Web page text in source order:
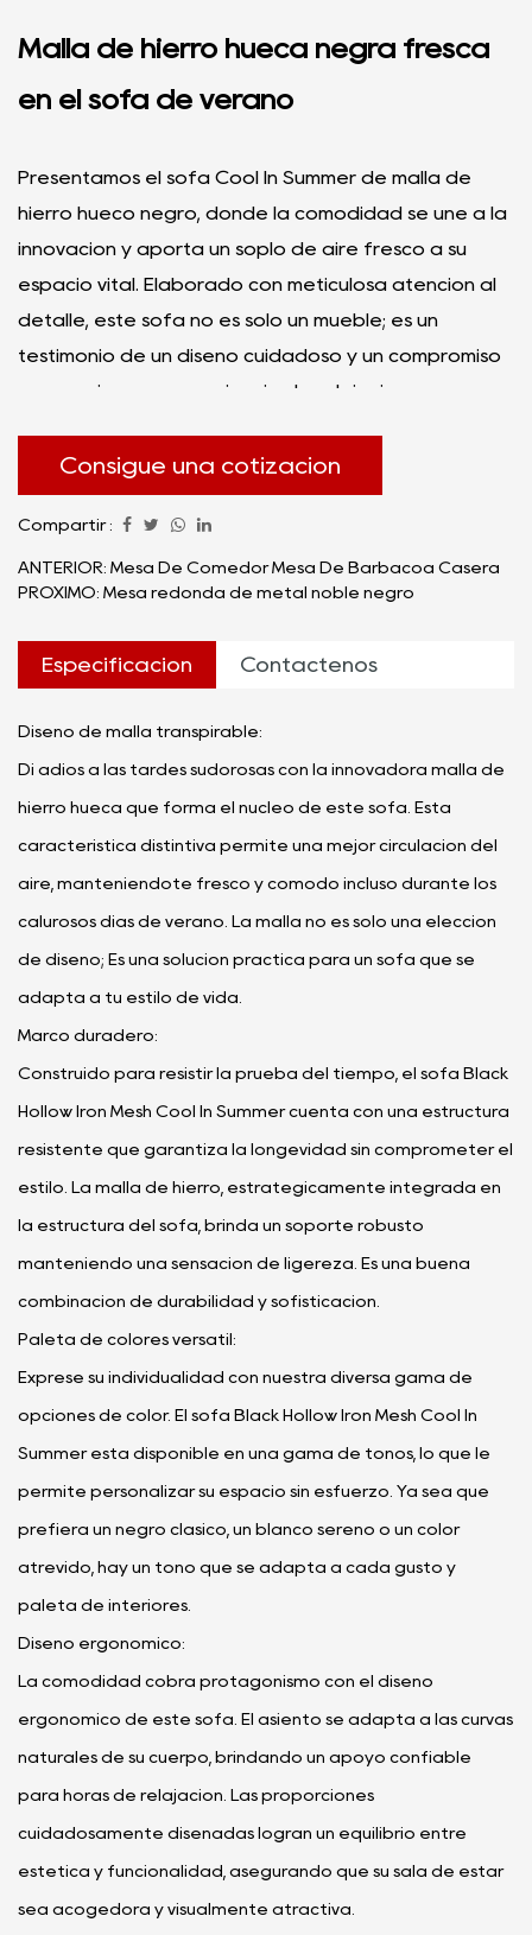
Malla de hierro hueca negra fresca
en el sofá de verano
Presentamos el sofá Cool In Summer de malla de
hierro hueco negro, donde la comodidad se une a la
innovación y aporta un soplo de aire fresco a su
espacio vital. Elaborado con meticulosa atención al
detalle, este sofá no es sólo un mueble; es un
testimonio de un diseño cuidadoso y un compromiso
para mejorar su experiencia de relajación.
negro es una fusión de estilo y funcionalidad, que se
integra perfectamente en cualquier entorno
moderno o contemporáneo. Su construcción única lo
distingue de los sofás convencionales y ofrece un
toque refrescante a la decoración de su hogar.
Profundicemos en las características que hacen de
este sofá un imprescindible para quienes aprecian
Consigue una cotización
Compartir :
ANTERIOR: Mesa De Comedor Mesa De Barbacoa Casera
PRÓXIMO: Mesa redonda de metal noble negro
Especificación Contáctenos
Diseño de malla transpirable:
Di adiós a las tardes sudorosas con la innovadora malla de
hierro hueca que forma el núcleo de este sofá. Esta
característica distintiva permite una mejor circulación del
aire, manteniéndote fresco y cómodo incluso durante los
calurosos días de verano. La malla no es sólo una elección
de diseño; Es una solución práctica para un sofá que se
adapta a tu estilo de vida.
Marco duradero:
Construido para resistir la prueba del tiempo, el sofá Black
Hollow Iron Mesh Cool In Summer cuenta con una estructura
resistente que garantiza la longevidad sin comprometer el
estilo. La malla de hierro, estratégicamente integrada en
la estructura del sofá, brinda un soporte robusto
manteniendo una sensación de ligereza. Es una buena
combinación de durabilidad y sofisticación.
Paleta de colores versátil:
Exprese su individualidad con nuestra diversa gama de
opciones de color. El sofá Black Hollow Iron Mesh Cool In
Summer está disponible en una gama de tonos, lo que le
permite personalizar su espacio sin esfuerzo. Ya sea que
prefiera un negro clásico, un blanco sereno o un color
atrevido, hay un tono que se adapta a cada gusto y
paleta de interiores.
Diseño ergonomico:
La comodidad cobra protagonismo con el diseño
ergonómico de este sofá. El asiento se adapta a las curvas
naturales de su cuerpo, brindando un apoyo confiable
para horas de relajación. Las proporciones
cuidadosamente diseñadas logran un equilibrio entre
estética y funcionalidad, asegurando que su sala de estar
sea acogedora y visualmente atractiva.